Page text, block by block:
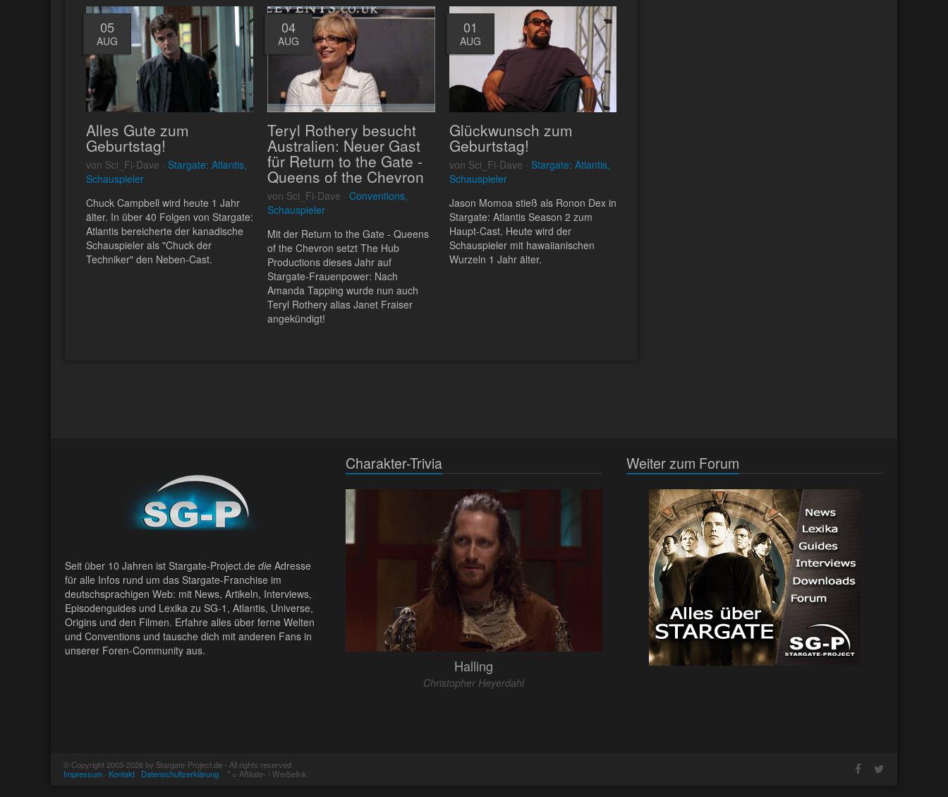
05
AUG
Alles Gute zum
Geburtstag!
von Sci_Fi-Dave · Stargate: Atlantis,
Schauspieler
Chuck Campbell wird heute 1 Jahr
älter. In über 40 Folgen von Stargate:
Atlantis bereicherte der kanadische
Schauspieler als "Chuck der
Techniker" den Neben-Cast.
04
AUG
Teryl Rothery besucht
Australien: Neuer Gast
für Return to the Gate -
Queens of the Chevron
von Sci_Fi-Dave ·Conventions,
Schauspieler
Mit der Return to the Gate - Queens
of the Chevron setzt The Hub
Productions dieses Jahr auf
Stargate-Frauenpower: Nach
Amanda Tapping wurde nun auch
Teryl Rothery alias Janet Fraiser
angekündigt!
01
AUG
Glückwunsch zum
Geburtstag!
von Sci_Fi-Dave · Stargate: Atlantis,
Schauspieler
Jason Momoa stieß als Ronon Dex in
Stargate: Atlantis Season 2 zum
Haupt-Cast. Heute wird der
Schauspieler mit hawaiianischen
Wurzeln 1 Jahr älter.
Seit über 10 Jahren ist Stargate-Project.de die Adresse
für alle Infos rund um das Stargate-Franchise im
deutschsprachigen Web: mit News, Artikeln, Interviews,
Episodenguides und Lexika zu SG-1, Atlantis, Universe,
Origins und den Filmen. Erfahre alles über ferne Welten
und Conventions und tausche dich mit anderen Fans in
unserer Foren-Community aus.
Charakter-Trivia
Halling
Christopher Heyerdahl
Weiter zum Forum
© Copyright 2003-2026 by Stargate-Project.de - All rights reserved
Impressum · Kontakt · Datenschultzerklärung * = Affiliate- / Werbelink